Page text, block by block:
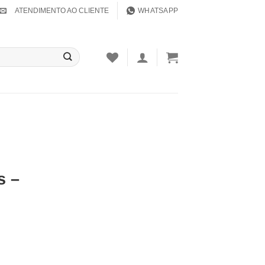
ATENDIMENTO AO CLIENTE WHATSAPP
–